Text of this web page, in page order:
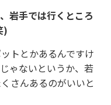
岩手では行くところ
)
トとかあるんですけ
ゃないというか、若
さんあるのがいいと